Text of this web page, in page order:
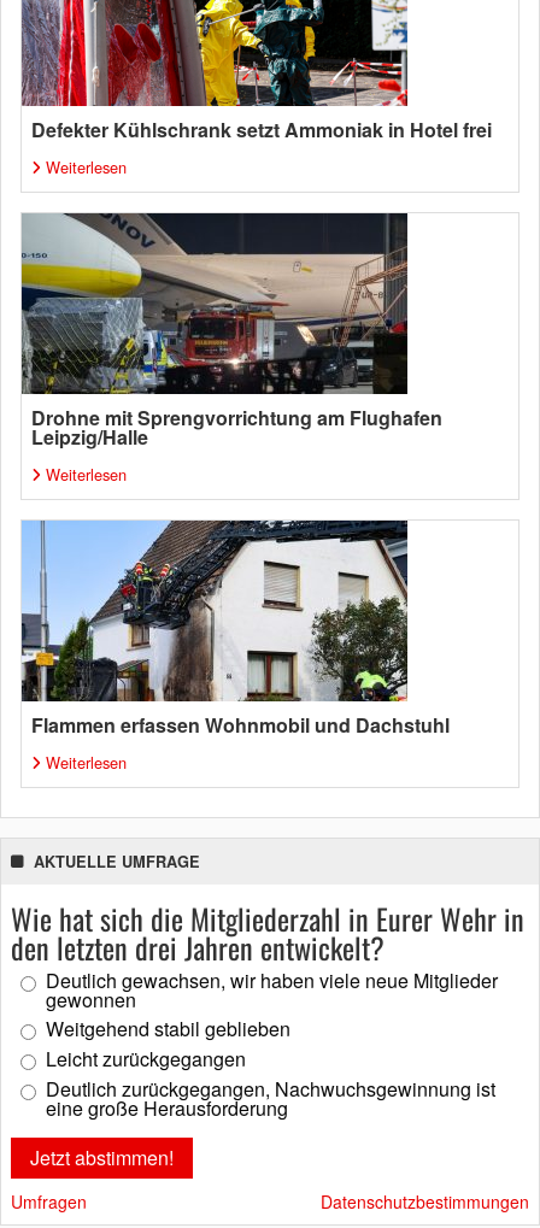
Defekter Kühlschrank setzt Ammoniak in Hotel frei
Weiterlesen
Drohne mit Sprengvorrichtung am Flughafen
Leipzig/Halle
Weiterlesen
Flammen erfassen Wohnmobil und Dachstuhl
Weiterlesen
AKTUELLE UMFRAGE
Wie hat sich die Mitgliederzahl in Eurer Wehr in
den letzten drei Jahren entwickelt?
Deutlich gewachsen, wir haben viele neue Mitglieder
gewonnen
Weitgehend stabil geblieben
Leicht zurückgegangen
Deutlich zurückgegangen, Nachwuchsgewinnung ist
eine große Herausforderung
Umfragen Datenschutzbestimmungen